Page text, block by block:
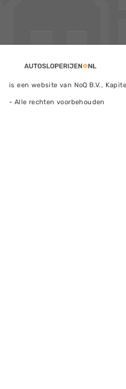
is een website van NoQ B.V.,
- Alle rechten voorbehouden